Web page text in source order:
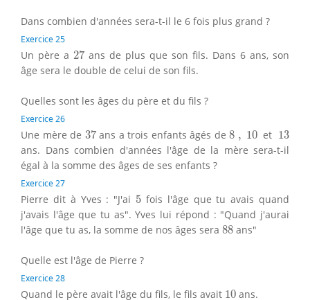
Dans combien d'années sera-t-il le 6 fois plus grand ?
Exercice 25
Un père a 27
27 ans de plus que son fils. Dans 6 ans, son
âge sera le double de celui de son fils.
Quelles sont les âges du père et du fils ?
Exercice 26
Une mère de 37
37ans a trois enfants âgés de8 , 10
8 10 et 13
13
ans. Dans combien d'années l'âge de la mère sera-t-il
égal à la somme des âges de ses enfants ?
Exercice 27
Pierre dit à Yves : "J'ai 5
5 fois l'âge que tu avais quand
j'avais l'âge que tu as". Yves lui répond : "Quand j'aurai
l'âge que tu as, la somme de nos âges sera 88
88 ans"
Quelle est l'âge de Pierre ?
Exercice 28
Quand le père avait l'âge du fils, le fils avait 10
10 ans.